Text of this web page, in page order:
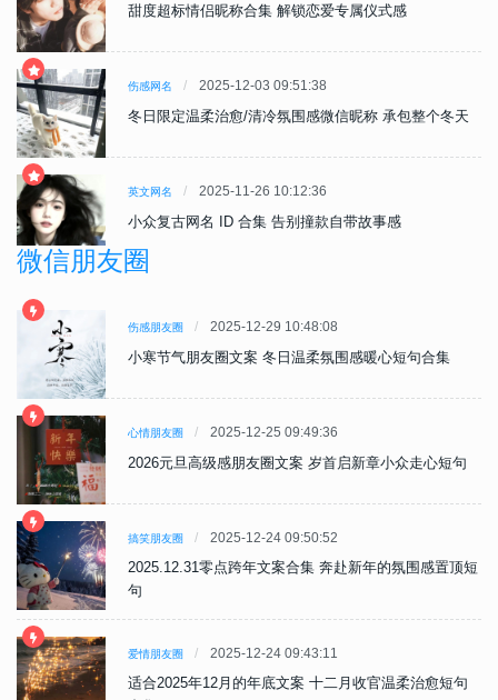
甜度超标情侣昵称合集 解锁恋爱专属仪式感
伤感网名 2025-12-03 09:51:38
冬日限定温柔治愈/清冷氛围感微信昵称 承包整个冬天
英文网名 2025-11-26 10:12:36
小众复古网名 ID 合集 告别撞款自带故事感
微信朋友圈
伤感朋友圈 2025-12-29 10:48:08
小寒节气朋友圈文案 冬日温柔氛围感暖心短句合集
心情朋友圈 2025-12-25 09:49:36
2026元旦高级感朋友圈文案 岁首启新章小众走心短句
搞笑朋友圈 2025-12-24 09:50:52
2025.12.31零点跨年文案合集 奔赴新年的氛围感置顶短
句
爱情朋友圈 2025-12-24 09:43:11
适合2025年12月的年底文案 十二月收官温柔治愈短句